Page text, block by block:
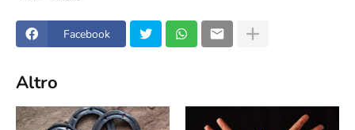
Facebook
Altro